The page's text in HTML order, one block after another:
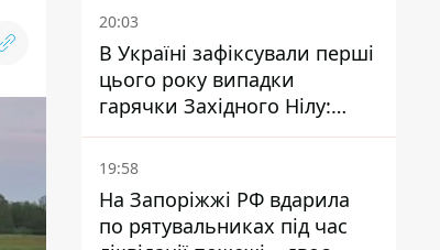
20:03
В Україні зафіксували перші
цього року випадки
гарячки Західного Нілу:
двоє людей заразилися
після укусів комарів
19:58
На Запоріжжі РФ вдарила
по рятувальниках під час